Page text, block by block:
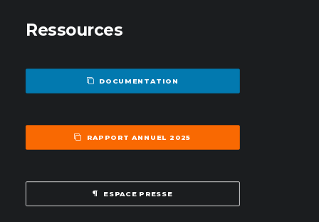
Ressources
DOCUMENTATION
RAPPORT ANNUEL 2025
ESPACE PRESSE